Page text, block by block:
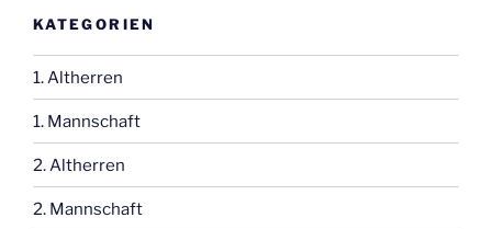
KATEGORIEN
1. Altherren
1. Mannschaft
2. Altherren
2. Mannschaft